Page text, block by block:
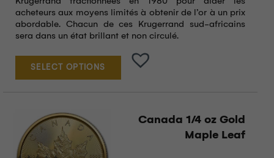
acheteurs aux moyens limités à obtenir de l’or à un prix
abordable. Chacun de ces Krugerrand sud-africains
sera dans un état brillant et non circulé.
SELECT OPTIONS
Canada 1/4 oz Gold
Maple Leaf